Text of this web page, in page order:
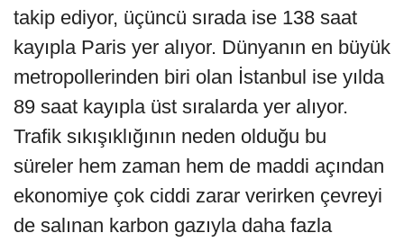
takip ediyor, üçüncü sırada ise 138 saat
kayıpla Paris yer alıyor. Dünyanın en büyük
metropollerinden biri olan İstanbul ise yılda
89 saat kayıpla üst sıralarda yer alıyor.
Trafik sıkışıklığının neden olduğu bu
süreler hem zaman hem de maddi açından
ekonomiye çok ciddi zarar verirken çevreyi
de salınan karbon gazıyla daha fazla